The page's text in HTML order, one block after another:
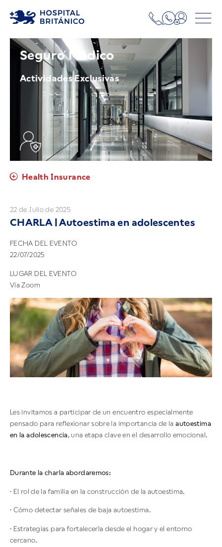
Seguro Médico
Actividades Exclusivas
Health Insurance
22 de Julio de 2025
CHARLA | Autoestima en adolescentes
FECHA DEL EVENTO
22/07/2025
LUGAR DEL EVENTO
Vía Zoom
Les invitamos a participar de un encuentro especialmente
pensado para reflexionar sobre la importancia de laautoestima
en la adolescencia, una etapa clave en el desarrollo emocional.
Durante la charla abordaremos:
· El rol de la familia en la construcción de la autoestima.
· Cómo detectar señales de baja autoestima.
· Estrategias para fortalecerla desde el hogar y el entorno
cercano.